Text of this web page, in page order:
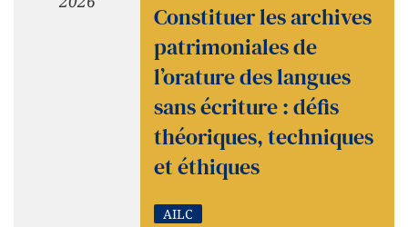
Constituer les archives
patrimoniales de
l’orature des langues
sans écriture : défis
théoriques, techniques
et éthiques
AILC